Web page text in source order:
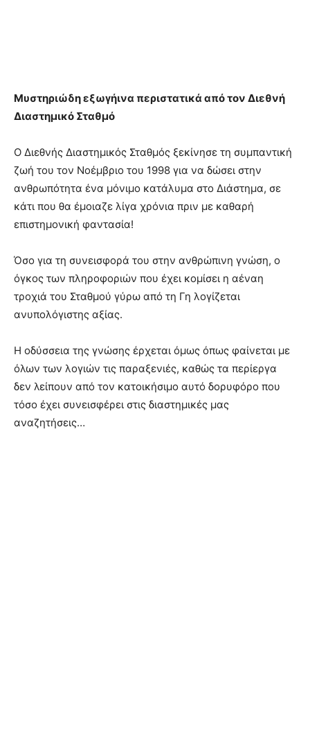
Μυστηριώδη εξωγήινα περιστατικά από τον Διεθνή
Διαστημικό Σταθμό
Ο Διεθνής Διαστημικός Σταθμός ξεκίνησε τη συμπαντική
ζωή του τον Νοέμβριο του 1998 για να δώσει στην
ανθρωπότητα ένα μόνιμο κατάλυμα στο Διάστημα, σε
κάτι που θα έμοιαζε λίγα χρόνια πριν με καθαρή
επιστημονική φαντασία!
Όσο για τη συνεισφορά του στην ανθρώπινη γνώση, ο
όγκος των πληροφοριών που έχει κομίσει η αέναη
τροχιά του Σταθμού γύρω από τη Γη λογίζεται
ανυπολόγιστης αξίας.
Η οδύσσεια της γνώσης έρχεται όμως όπως φαίνεται με
όλων των λογιών τις παραξενιές, καθώς τα περίεργα
δεν λείπουν από τον κατοικήσιμο αυτό δορυφόρο που
τόσο έχει συνεισφέρει στις διαστημικές μας
αναζητήσεις…